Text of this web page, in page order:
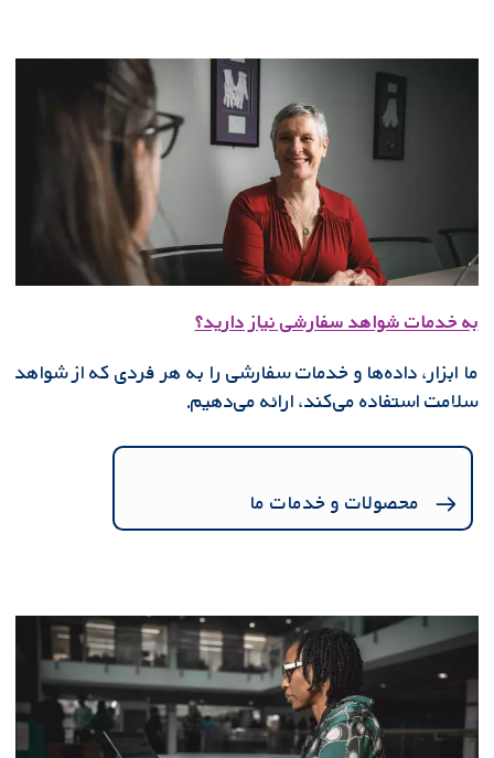
به خدمات شواهد سفارشی نیاز دارید؟
ما ابزار، داده‌ها و خدمات سفارشی را به هر فردی که از شواهد
سلامت استفاده می‌کند، ارائه می‌دهیم.
محصولات و خدمات ما